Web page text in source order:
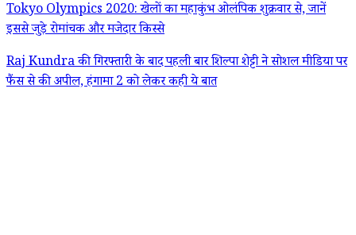
Tokyo Olympics 2020: खेलों का महाकुंभ ओलंपिक शुक्रवार से, जानें
इससे जुड़े रोमांचक और मजेदार किस्से
Raj Kundra की गिरफ्तारी के बाद पहली बार शिल्पा शेट्टी ने सोशल मीडिया पर
फैंस से की अपील, हंगामा 2 को लेकर कही ये बात